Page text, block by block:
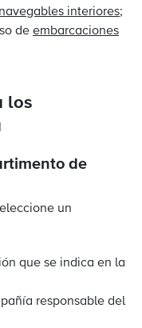
interiores;
de embarcaciones
los
de
un
que se indica en la
responsable del